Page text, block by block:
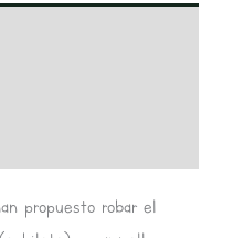
propuesto robar el